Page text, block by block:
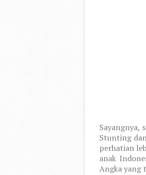
Sayangnya,
Stunting
perhatian
anak
Angka yang